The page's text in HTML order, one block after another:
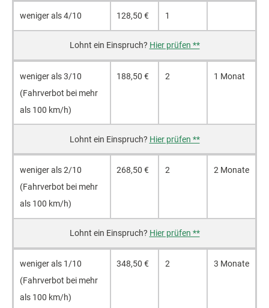
weniger als 4/10 128,50 € 1
Hier prüfen **
weniger als 3/10
(Fahr­verbot bei mehr
als 100 km/h)
188,50 € 2 1 Monat
Hier prüfen **
weniger als 2/10
(Fahr­verbot bei mehr
als 100 km/h)
268,50 € 2 2 Monate
Hier prüfen **
weniger als 1/10
(Fahr­verbot bei mehr
als 100 km/h)
348,50 € 2 3 Monate